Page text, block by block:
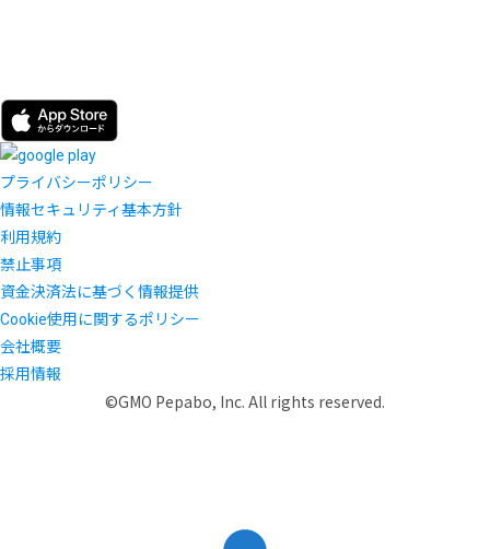
プライバシーポリシー
情報セキュリティ基本方針
利用規約
禁止事項
資金決済法に基づく情報提供
Cookie使用に関するポリシー
会社概要
採用情報
©GMO Pepabo, Inc. All rights reserved.